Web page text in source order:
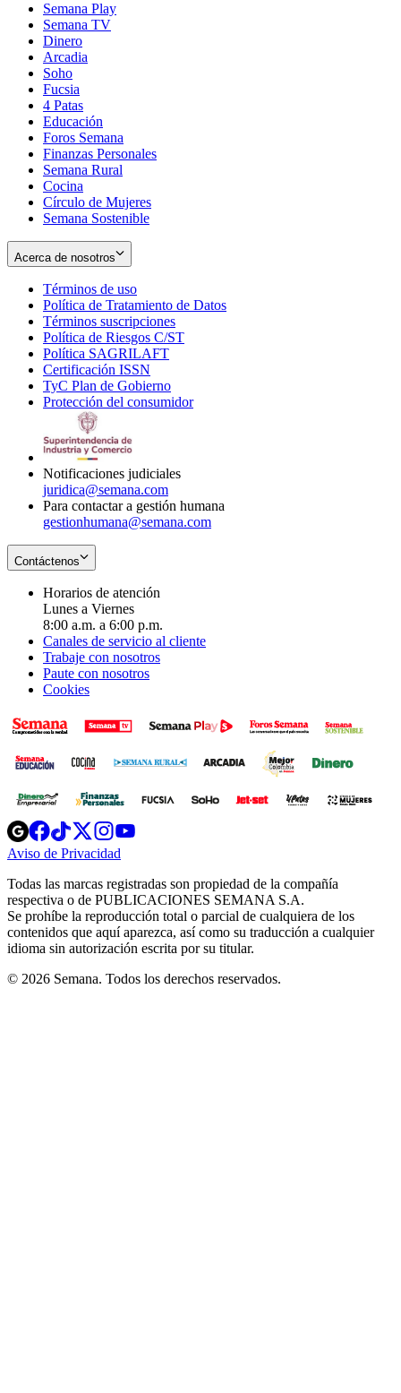
Semana Play
Semana TV
Dinero
Arcadia
Soho
in
new
window
Fucsia
in
new
window
4 Patas
Educación
Foros Semana
Finanzas Personales
Semana Rural
Cocina
Círculo de Mujeres
Semana Sostenible
Acerca de nosotros
Términos de uso
in
new
window
Política de Tratamiento de Datos
Términos suscripciones
in
Política de Riesgos C/ST
Política SAGRILAFT
new
window
Certificación ISSN
in
new
TyC Plan de Gobierno
in
Protección del consumidorOpens
Notificaciones judiciales
juridica@semana.com
Para contactar a gestión humana
gestionhumana@semana.com
Contáctenos
Horarios de atención
Lunes a Viernes
8:00 a.m. a 6:00 p.m.
Canales de servicio al cliente
Trabaje con nosotros
Paute con nosotros
Cookies
Opens
in
new
Opens
in
new
Opens
in
new
window
Opens
new
windowwindow
Aviso de Privacidad
new
window
Todas las marcas registradas son propiedad de la compañía
respectiva o de PUBLICACIONES SEMANA S.A.
Se prohíbe la reproducción total o parcial de cualquiera de los
contenidos que aquí aparezca, así como su traducción a cualquier
idioma sin autorización escrita por su titular.
© 2026 Semana. Todos los derechos reservados.